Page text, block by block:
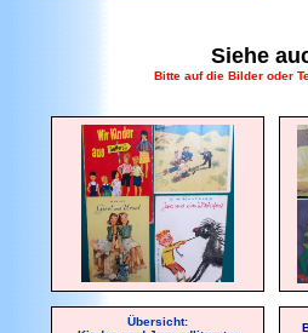
Siehe
Bitte auf die Bilder oder
Übersicht: